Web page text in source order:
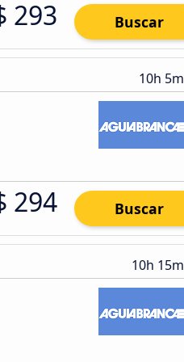
293 Buscar
10h 5m
294 Buscar
10h 15m